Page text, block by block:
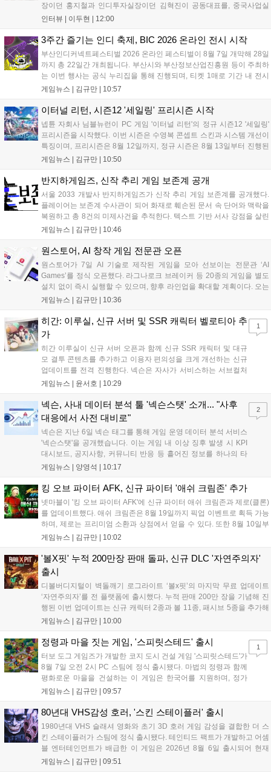
장이던 홍지철과 인디투자실장이던 김혁진이 공동대표를, 중국사업실
장이던 이민정이 이사를 맡았다. 출범 한 달여 만에 위메이드맥스의 전
들어왔다. 서비스 중인...
인터뷰 | 이두현 12:00
3주간 즐기는 인디 축제, BIC 2026 온라인 전시 시작
부산인디커넥트페스티벌 2026 온라인 페스티벌이 8월 7일 개막해 28일
까지 총 22일간 개최됩니다. 부산시와 부산정보산업진흥원 등이 주최하
는 이번 행사는 공식 누리집을 통해 진행되며, 티켓 1매로 기간 내 전시
작을 제한 없이 체험할 수 있습니다. 일반 및 루키 부문 등 다양한 인디게
세계 누구나 참여 가능한 이번 행사는 역대 최대 규모로 열려 인디게임
생태계 확장에 기여할 전망입니다....
게임뉴스 | 김규만 10:57
이터널 리턴, 시즌12 '세일링' 프리시즌 시작
넵튠 자회사 님블뉴런이 PC 게임 '이터널 리턴'의 정규 시즌12 '세일링'
프리시즌을 시작했다. 이번 시즌은 수영복 콘셉트 스킨과 시스템 개선이
특징이며, 프리시즌은 8월 12일까지, 정규 시즌은 8월 13일부터 진행된
다. 실험체 관찰일지 추가와 후반부 전략 강화를 위한 다중 크로노 스피
대를 모으고 있다....
게임뉴스 | 김규만 10:50
반지하게임즈, 신작 추리 게임 보존계 공개
서울 2033 개발사 반지하게임즈가 신작 추리 게임 보존계를 공개했다.
플레이어는 보존계 수사관이 되어 화재로 훼손된 문서 속 단어와 맥락을
복원하고 총 8건의 미제사건을 추적한다. 텍스트 기반 서사 강점을 살린
이번 게임은 정보 조합과 사건 재구성이 핵심이며, 현재 스팀 상점 페이
개발에 박차를 가하고 있다....
게임뉴스 | 김규만 10:46
원스토어, AI 창작 게임 전문관 오픈
원스토어가 7일 AI 기술로 제작된 게임을 모아 선보이는 전문관 ‘AI
Games’를 정식 오픈했다. 라그나로크 브레이커 등 20종의 게임을 별도
설치 없이 즉시 실행할 수 있으며, 향후 라인업을 확대할 계획이다. 오는
11일부터는 게임 실행 시 할인 쿠폰을 지급하는 오픈 기념 이벤트도 진
있는 환경을 조성해 창작자와 이용자 모두에게 새로운 경험을 제공할 것
으로 기대된다....
게임뉴스 | 김규만 10:36
히간: 이루실, 신규 서버 및 SSR 캐릭터 벨로티아 추
가
히간 이루실이 신규 서버 오픈과 함께 신규 SSR 캐릭터 및 대규
모 결투 콘텐츠를 추가하고 이용자 편의성을 크게 개선하는 신규
업데이트를 전격 진행한다. 넥슨은 자사가 서비스하는 서브컬처
게임 히간 이루실에 신규 서버 'world3'을 개설하고 신규 캐릭터
이번 업데이트를 통해 어둠 속 서큐버스...
게임뉴스 | 윤서호 10:29
1
넥슨, 사내 데이터 분석 툴 '넥슨스탯' 소개... "사후
대응에서 사전 대비로"
넥슨은 지난 6일 넥슨 태그를 통해 게임 운영 데이터 분석 서비스
'넥슨스탯'을 공개했습니다. 이는 게임 내 이상 징후 발생 시 KPI
대시보드, 공지사항, 커뮤니티 반응 등 흩어진 정보를 하나의 타
임라인에 연결해 원인을 빠르게 파악하도록 돕는 관제 허브입니
중심의 운영 방식을 사전 대비 체계로 전환하며 데이터 기반의 효
율적인 의사결정을 지원하고 있습니다....
게임뉴스 | 양영석 10:17
2
킹 오브 파이터 AFK, 신규 파이터 '애쉬 크림존' 추가
넷마블이 '킹 오브 파이터 AFK'에 신규 파이터 애쉬 크림존과 제로(클론)
를 업데이트했다. 애쉬 크림존은 8월 19일까지 픽업 이벤트로 획득 가능
하며, 제로는 프리미엄 소환과 상점에서 얻을 수 있다. 또한 8월 10일부
터 14일까지 럭키 엘피 이벤트로 론을, 13일부터 26일까지 트로피칼 아
로 전략적 전투의 재미가 더욱 강화될 것으로 기대된다....
게임뉴스 | 김규만 10:02
'볼X핏' 누적 200만장 판매 돌파, 신규 DLC '자연주의자'
출시
디볼버디지털이 벽돌깨기 로그라이트 ‘볼x핏’의 마지막 무료 업데이트
‘자연주의자’를 전 플랫폼에 출시했다. 누적 판매 200만 장을 기념해 진
행된 이번 업데이트는 신규 캐릭터 2종과 볼 11종, 패시브 5종을 추가해
전략적 재미를 높였다. 게임은 PC와 콘솔, 모바일에서 한글판으로 즐길
라고 밝혀 향후 행보에 기대감을 모으고 있다. 상세 정보는 공식 홈페이
지에서 확인 가능하다....
게임뉴스 | 김규만 10:00
정령과 마을 짓는 게임, '스피릿스테드' 출시
터보 도그 게임즈가 개발한 코지 도시 건설 게임 '스피릿스테드'가
8월 7일 오전 2시 PC 스팀에 정식 출시됐다. 마법의 정령과 함께
평화로운 마을을 건설하는 이 게임은 한국어를 지원하며, 정가
10,700원에서 10% 할인된 9,630원에 판매된다. 플레이어는 어
고 정령을 활용해 공동체를 성장시킬 수 있다. 따뜻한 손그림 그
래픽이 특징이며, 부담 없이 즐길 수 있는 힐링 게임으로 기대를
모으고 있다....
게임뉴스 | 김규만 09:57
1
80년대 VHS감성 호러, '스킨 스테이플러' 출시
1980년대 VHS 슬래셔 영화와 초기 3D 호러 게임 감성을 결합한 더 스
킨 스테이플러가 스팀에 정식 출시됐다. 테인티드 팩트가 개발하고 어셈
블 엔터테인먼트가 배급한 이 게임은 2026년 8월 6일 출시되어 현재
15,000원에 판매 중이다. 캐리언 시티를 배경으로 연쇄살인 사건을 추적
게임뉴스 | 김규만 09:51